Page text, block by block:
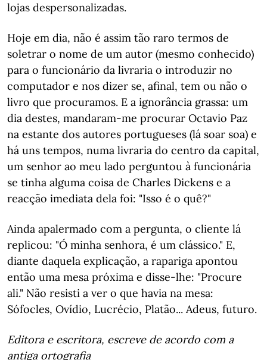
lojas despersonalizadas.
Hoje em dia, não é assim tão raro termos de
soletrar o nome de um autor (mesmo conhecido)
para o funcionário da livraria o introduzir no
computador e nos dizer se, afinal, tem ou não o
livro que procuramos. E a ignorância grassa: um
dia destes, mandaram-me procurar Octavio Paz
na estante dos autores portugueses (lá soar soa) e
há uns tempos, numa livraria do centro da capital,
um senhor ao meu lado perguntou à funcionária
se tinha alguma coisa de Charles Dickens e a
reacção imediata dela foi: "Isso é o quê?"
Ainda apalermado com a pergunta, o cliente lá
replicou: "Ó minha senhora, é um clássico." E,
diante daquela explicação, a rapariga apontou
então uma mesa próxima e disse-lhe: "Procure
ali." Não resisti a ver o que havia na mesa:
Sófocles, Ovídio, Lucrécio, Platão... Adeus, futuro.
Editora e escritora, escreve de acordo com a
antiga ortografia